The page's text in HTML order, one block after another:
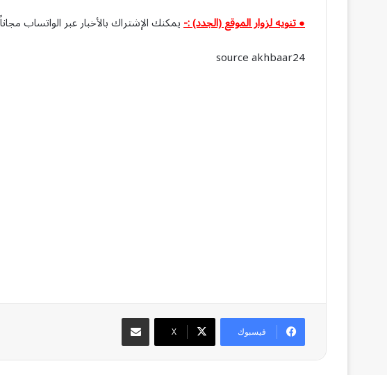
● تنويه لزوار الموقع (الجدد) :-يمكنك الإشتراك بالأخبار عبر الواتساب مجاناً
source akhbaar24
فيسبوك ‫X
مشاركة عبر البريد